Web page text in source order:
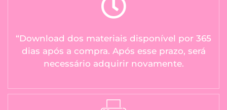
“Download dos materiais disponível por 365
dias após a compra. Após esse prazo, será
necessário adquirir novamente.